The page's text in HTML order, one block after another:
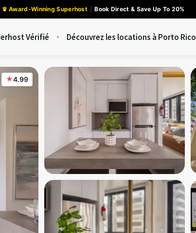
♛ Award-Winning Superhost Book Direct & Save Up To 20%
Vérifié Découvrez les locations à Porto Rico
★4.99